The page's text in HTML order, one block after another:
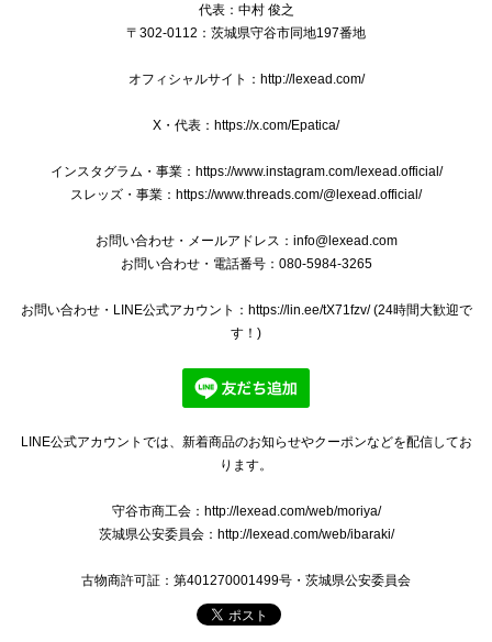
2025/01/09
て購入できます。 欲しい商品と出会えた際はまたよろしくお
いつもご購入いただきましてありがとうござい
ます。 バッグを気に入っていただけましてとて
も嬉しく存じます。 バッグのメンテナンスの方
法など、ご質問やご相談などがございました
ら、いつでもお気軽にメッセージをお寄せくだ
さい。 ご丁寧なお取引をしていただきましてあ
りがとうございます。 今後ともなにとぞよろし
2024/11/21
代表：中村 俊之
〒302-0112：茨城県守谷市同地197番地
オフィシャルサイト：http://lexead.com/
X・代表：https://x.com/Epatica/
インスタグラム・事業：https://www.instagram.com/lexead.official/
スレッズ・事業：https://www.threads.com/@lexead.official/
お問い合わせ・メールアドレス： info@lexead.com
お問い合わせ・電話番号：080-5984-3265
お問い合わせ・LINE公式アカウント：https://lin.ee/tX71fzv/ (24時間大歓迎で
す！)
LINE公式アカウントでは、新着商品のお知らせやクーポンなどを配信してお
ります。
守谷市商工会：http://lexead.com/web/moriya/
茨城県公安委員会：http://lexead.com/web/ibaraki/
古物商許可証：第401270001499号・茨城県公安委員会